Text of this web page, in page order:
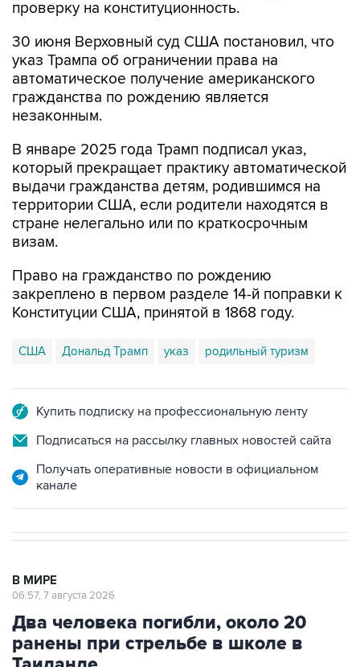
30 июня Верховный суд США постановил, что
автоматическое получение американского
гражданства по рождению является
незаконным.
В январе 2025 года Трамп подписал указ,
выдачи гражданства детям, родившимся на
территории США, если родители находятся в
стране нелегально или по краткосрочным
визам.
Право на гражданство по рождению
Конституции США, принятой в 1868 году.
США Дональд Трамп указ родильный туризм
Подписаться на рассылку главных новостей сайта
Получать оперативные новости в официальном
канале
Два человека погибли, около 20
ранены при стрельбе в школе в
Таиланде